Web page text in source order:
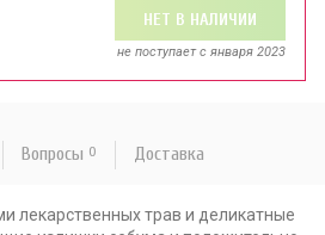
НЕТ В НАЛИЧИИ
не поступает c января 2023
Вопросы 0 Доставка
лекарственных трав и деликатные